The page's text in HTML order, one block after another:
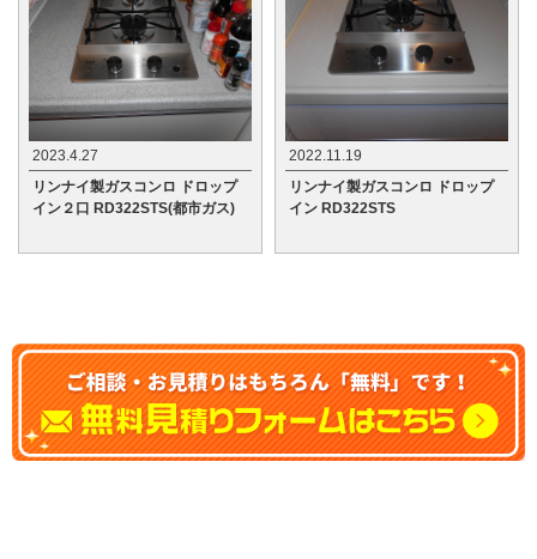
2023.4.27
リンナイ製ガスコンロ ドロップ
イン２口 RD322STS(都市ガス)
2022.11.19
リンナイ製ガスコンロ ドロップ
イン RD322STS